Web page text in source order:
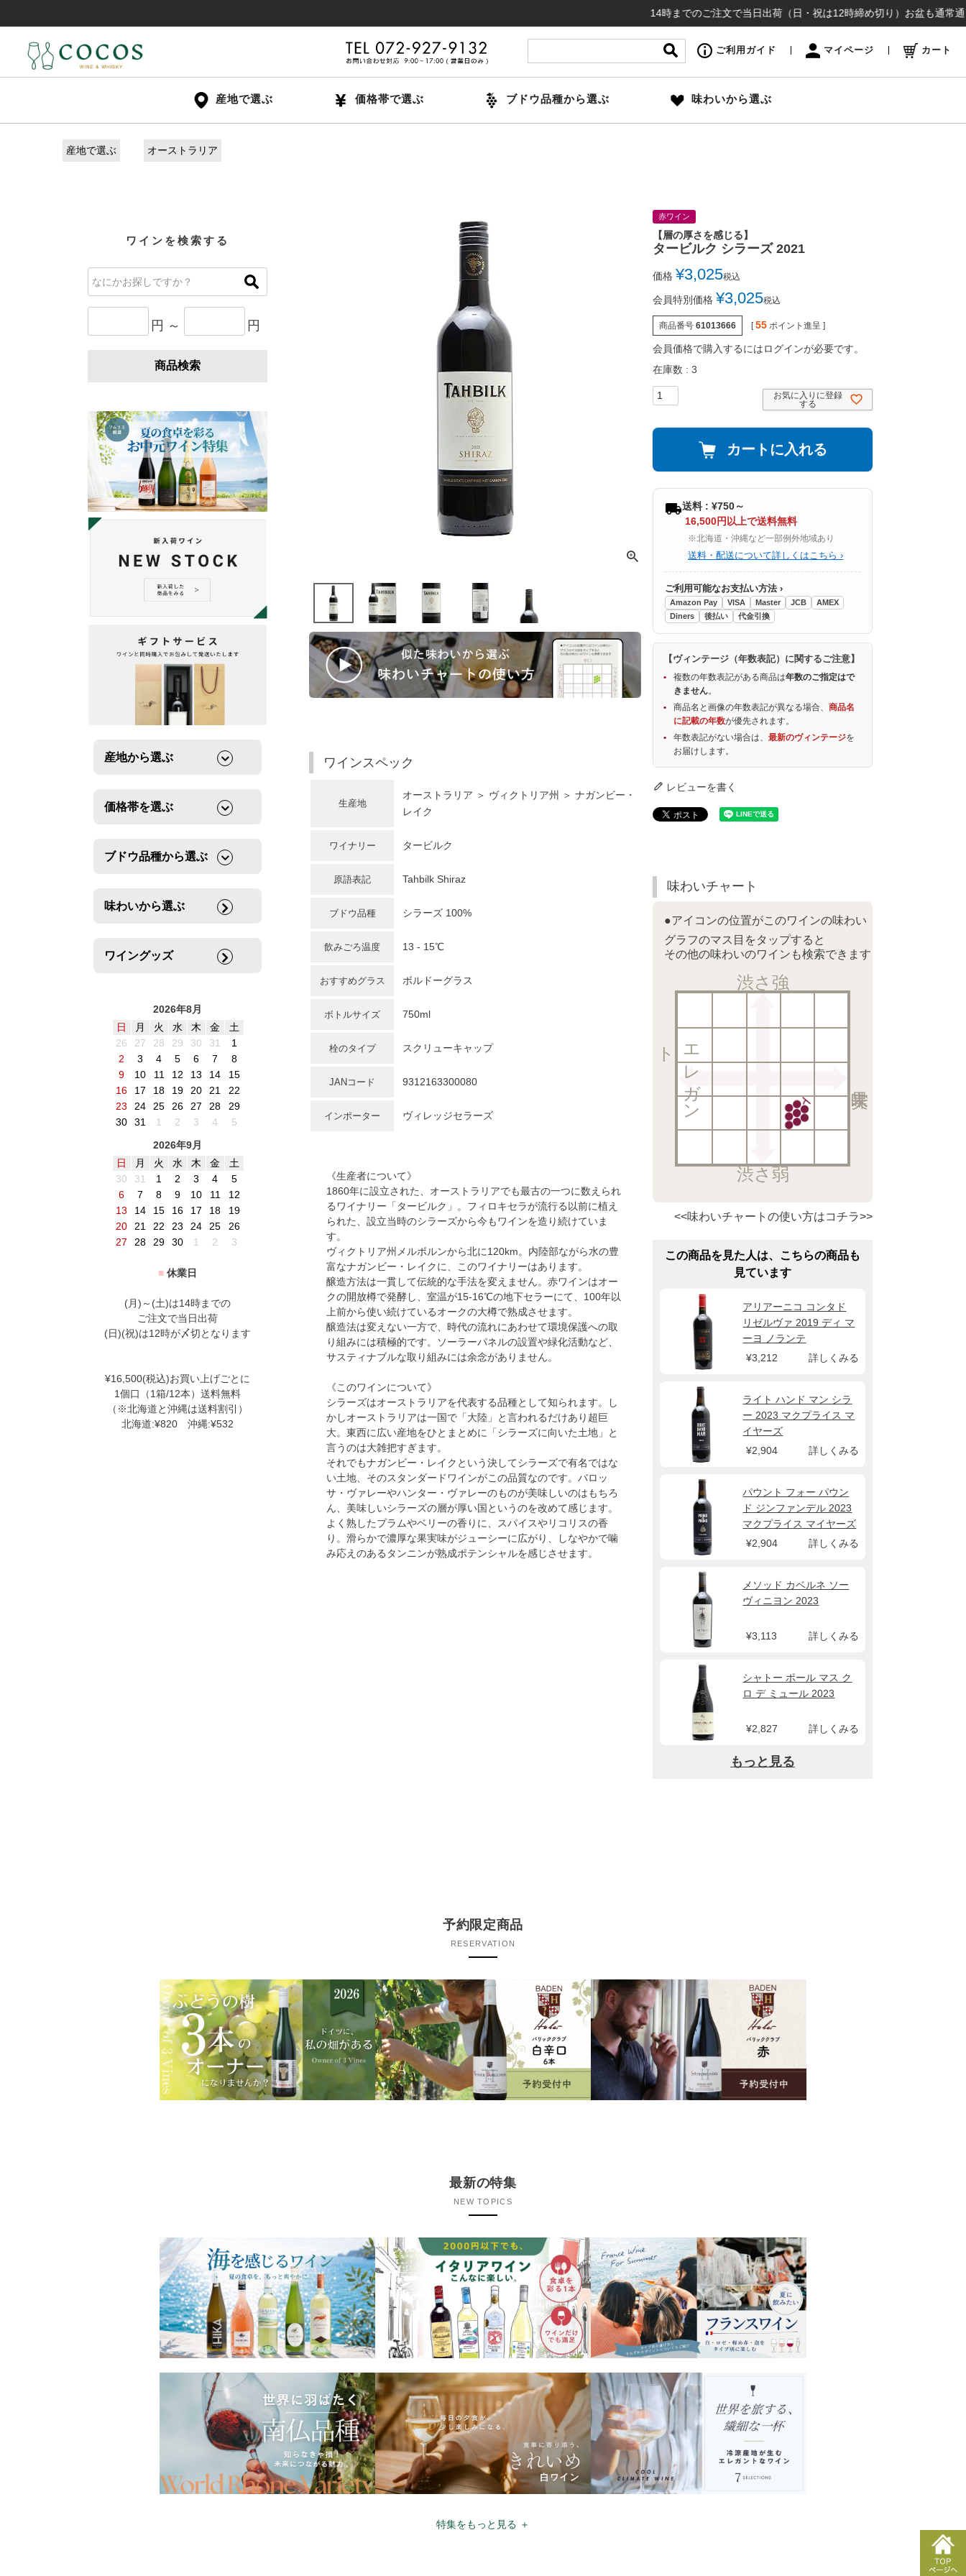
14時までのご注文で当日出荷（日・祝は12時締め切り）お盆も通常通り出
ご利用ガイド マイページ カート
産地で選ぶ 価格帯で選ぶ ブドウ品種から選ぶ 味わいから選ぶ
産地で選ぶ オーストラリア
ワインを検索する
円 ～ 円
商品検索
産地から選ぶ
価格帯を選ぶ
ブドウ品種から選ぶ
味わいから選ぶ
ワイングッズ
2026年8月
日
月 火 水 木 金
土
26
27 28 29 30 31
1
2
3 4 5 6 7
8
9
10 11 12 13 14
15
16
17 18 19 20 21
22
23
24 25 26 27 28
29
30
31 1 2 3 4
5
2026年9月
日
月 火 水 木 金
土
30
31 1 2 3 4
5
6
7 8 9 10 11
12
13
14 15 16 17 18
19
20
21 22 23 24 25
26
27
28 29 30 1 2 3
■ 休業日
(月)～(土)は14時までの
ご注文で当日出荷
(日)(祝)は12時が〆切となります
¥16,500(税込)お買い上げごとに
1個口（1箱/12本）送料無料
（※北海道と沖縄は送料割引）
北海道:¥820 沖縄:¥532
ワインスペック
生産地
オーストラリア ＞ ヴィクトリア州 ＞ ナガンビー・
レイク
ワイナリー タービルク
原語表記 Tahbilk Shiraz
ブドウ品種 シラーズ 100%
飲みごろ温度 13 - 15℃
おすすめグラス ボルドーグラス
ボトルサイズ 750ml
栓のタイプ スクリューキャップ
JANコード 9312163300080
インポーター ヴィレッジセラーズ
《生産者について》
1860年に設立された、オーストラリアでも最古の一つに数えられ
るワイナリー「タービルク」。フィロキセラが流行る以前に植え
られた、設立当時のシラーズから今もワインを造り続けていま
す。
ヴィクトリア州メルボルンから北に120km。内陸部ながら水の豊
富なナガンビー・レイクに、このワイナリーはあります。
醸造方法は一貫して伝統的な手法を変えません。赤ワインはオー
クの開放樽で発酵し、室温が15‐16℃の地下セラーにて、100年以
上前から使い続けているオークの大樽で熟成させます。
醸造法は変えない一方で、時代の流れにあわせて環境保護への取
り組みには積極的です。ソーラーパネルの設置や緑化活動など、
サスティナブルな取り組みには余念がありません。
《このワインについて》
シラーズはオーストラリアを代表する品種として知られます。し
かしオーストラリアは一国で「大陸」と言われるだけあり超巨
大。東西に広い産地をひとまとめに「シラーズに向いた土地」と
言うのは大雑把すぎます。
それでもナガンビー・レイクという決してシラーズで有名ではな
い土地、そのスタンダードワインがこの品質なのです。バロッ
サ・ヴァレーやハンター・ヴァレーのものが美味しいのはもちろ
ん、美味しいシラーズの層が厚い国というのを改めて感じます。
よく熟したプラムやベリーの香りに、スパイスやリコリスの香
り。滑らかで濃厚な果実味がジューシーに広がり、しなやかで噛
み応えのあるタンニンが熟成ポテンシャルを感じさせます。
赤ワイン
【層の厚さを感じる】
タービルク シラーズ 2021
価格 ¥3,025税込
会員特別価格 ¥3,025税込
商品番号 61013666 [ 55 ポイント進呈 ]
会員価格で購入するにはログインが必要です。
在庫数
3
お気に入りに登録
する
カートに入れる
送料 : ¥750～
16,500円以上で送料無料
※北海道・沖縄など一部例外地域あり
送料・配送について詳しくはこちら ›
ご利用可能なお支払い方法 ›
Amazon Pay VISA Master JCB
AMEX
Diners
後払い 代金引換
【ヴィンテージ（年数表記）に関するご注意】
複数の年数表記がある商品は年数のご指定はで
きません。
商品名と画像の年数表記が異なる場合、商品名
に記載の年数が優先されます。
年数表記がない場合は、最新のヴィンテージを
お届けします。
レビューを書く
味わいチャート
●アイコンの位置がこのワインの味わい
グラフのマス目をタップすると
その他の味わいのワインも検索できます
渋さ強
渋さ弱
エ
レ
ガ
ン
ト
<<味わいチャートの使い方はコチラ>>
この商品を見た人は、こちらの商品も
見ています
アリアーニコ コンタド
リゼルヴァ 2019 ディ マ
ーヨ ノランテ
¥3,212
詳しくみる
ライト ハンド マン シラ
ー 2023 マクプライス マ
イヤーズ
¥2,904
詳しくみる
パウント フォー パウン
ド ジンファンデル 2023
マクプライス マイヤーズ
¥2,904
詳しくみる
メソッド カベルネ ソー
ヴィニヨン 2023
¥3,113 詳しくみる
シャトー ポール マス ク
ロ デ ミュール 2023
¥2,827 詳しくみる
もっと見る
予約限定商品
RESERVATION
最新の特集
NEW TOPICS
特集をもっと見る ＋